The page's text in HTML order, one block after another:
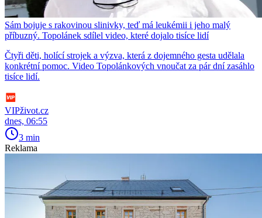
Sám bojuje s rakovinou slinivky, teď má leukémii i jeho malý
příbuzný. Topolánek sdílel video, které dojalo tisíce lidí
Čtyři děti, holící strojek a výzva, která z dojemného gesta udělala
konkrétní pomoc. Video Topolánkových vnoučat za pár dní zasáhlo
tisíce lidí.
VIPživot.cz
dnes, 06:55
3 min
Reklama